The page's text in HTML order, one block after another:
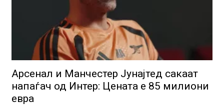
Арсенал и Манчестер Јунајтед сакаат
напаѓач од Интер: Цената е 85 милиони
евра